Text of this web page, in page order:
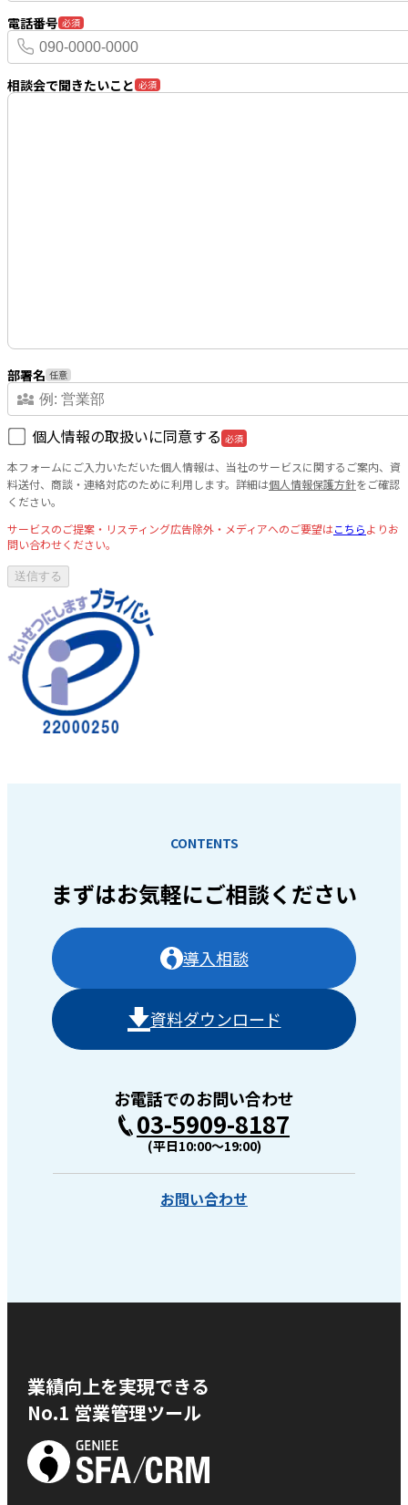
電話番号 必須
相談会で聞きたいこと 必須
部署名 任意
diversity_3
個人情報の取扱いに同意する 必須
本フォームにご入力いただいた個人情報は、当社のサービスに関するご案内、資
料送付、商談・連絡対応のために利用します。詳細は個人情報保護方針をご確認
ください。
サービスのご提案・リスティング広告除外・メディアへのご要望はこちらよりお
問い合わせください。
CONTENTS
まずはお気軽にご相談ください
導入相談
資料ダウンロード
お電話でのお問い合わせ
03-5909-8187
(平日10:00〜19:00)
お問い合わせ
業績向上を実現できる
No.1 営業管理ツール